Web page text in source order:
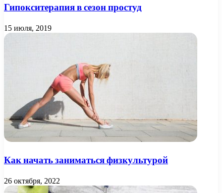
Гипокситерапия в сезон простуд
15 июля, 2019
Как начать заниматься физкультурой
26 октября, 2022